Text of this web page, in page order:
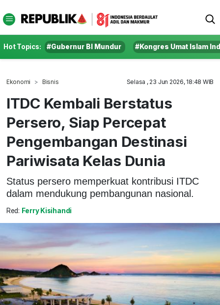
Hot Topics: #Gubernur BI Mundur #Kongres Umat Islam
Ekonomi Bisnis Selasa , 23 Jun 2026, 18:48 WIB
ITDC Kembali Berstatus
Persero, Siap Percepat
Pengembangan Destinasi
Pariwisata Kelas Dunia
Status persero memperkuat kontribusi ITDC
dalam mendukung pembangunan nasional.
Red: Ferry Kisihandi